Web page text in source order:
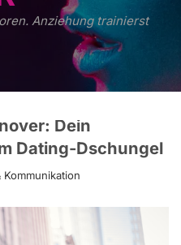
Anziehung trainierst
Dein
Dating-Dschungel
Kommunikation